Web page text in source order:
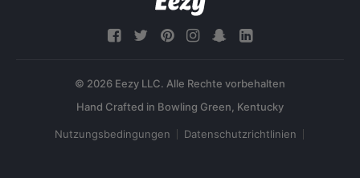
© 2026 Eezy LLC. Alle Rechte vorbehalten
Nutzungsbedingungen Datenschutzrichtlinien